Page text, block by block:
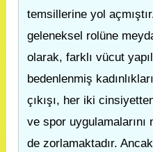
temsillerine yol
geleneksel rolüne
olarak, farklı vücut
bedenlenmiş
çıkışı, her iki
ve spor uygulamalarını
de zorlamaktadır.